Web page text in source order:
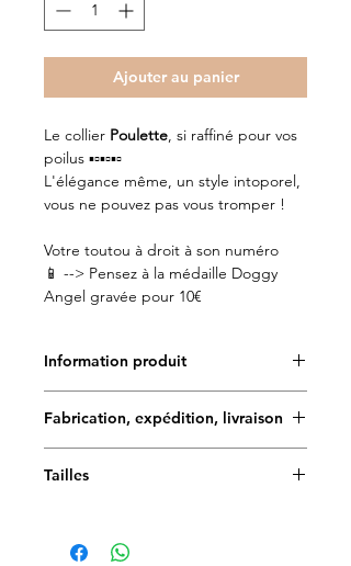
Ajouter au panier
Le collier Poulette, si raffiné pour vos
poilus ▪️▫️▪️▫️▪️▫️
L'élégance même, un style intoporel,
vous ne pouvez pas vous tromper !
Votre toutou à droit à son numéro
📱 --> Pensez à la médaille Doggy
Angel gravée pour 10€
Information produit
sont fabriquées à la main et en
France. Le motif des tissus est
imaginé et déssiné par notre
Doggy Angel est très attentif aux
Fabrication, expédition, livraison
expédiée) :
Tailles
réglables et ajustables. Consultez